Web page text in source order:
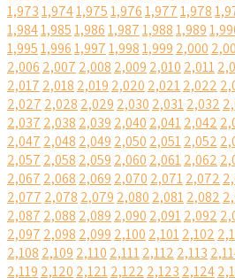
1,9731,9741,9751,9761,9771,978
1,9841,9851,9861,9871,9881,989
1,9951,9961,9971,9981,999 2,000
2,006 2,007 2,008 2,009 2,010 2,011
2,017 2,018 2,019 2,020 2,0212,022
2,027 2,028 2,029 2,030 2,0312,032
2,037 2,038 2,039 2,040 2,0412,042
2,047 2,048 2,049 2,050 2,0512,052
2,057 2,058 2,059 2,060 2,0612,062
2,067 2,068 2,069 2,070 2,0712,072
2,077 2,078 2,079 2,080 2,0812,082
2,087 2,088 2,089 2,090 2,0912,092
2,097 2,098 2,099 2,100 2,1012,102
2,108 2,109 2,110 2,1112,112 2,113
2,119 2,120 2,1212,122 2,123 2,124